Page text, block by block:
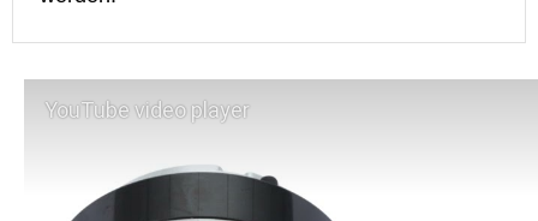
YouTube video player